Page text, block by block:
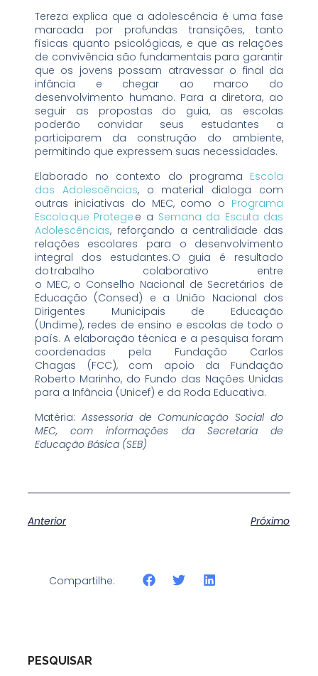
Tereza explica que a adolescência é uma fase
marcada por profundas transições, tanto
físicas quanto psicológicas, e que as relações
de convivência são fundamentais para garantir
que os jovens possam atravessar o final da
infância e chegar ao marco do
desenvolvimento humano. Para a diretora, ao
seguir as propostas do guia, as escolas
poderão convidar seus estudantes a
participarem da construção do ambiente,
permitindo que expressem suas necessidades.
Elaborado no contexto do programa Escola
das Adolescências, o material dialoga com
outras iniciativas do MEC, como o Programa
Escola que Protege e a Semana da Escuta das
Adolescências, reforçando a centralidade das
relações escolares para o desenvolvimento
integral dos estudantes. O guia é resultado
do trabalho colaborativo entre
o MEC, o Conselho Nacional de Secretários de
Educação (Consed) e a União Nacional dos
Dirigentes Municipais de Educação
(Undime), redes de ensino e escolas de todo o
país. A elaboração técnica e a pesquisa foram
coordenadas pela Fundação Carlos
Chagas (FCC), com apoio da Fundação
Roberto Marinho, do Fundo das Nações Unidas
para a Infância (Unicef) e da Roda Educativa.
Matéria: Assessoria de Comunicação Social do
MEC, com informações da Secretaria de
Educação Básica (SEB)
Anterior Próximo
Compartilhe:
PESQUISAR